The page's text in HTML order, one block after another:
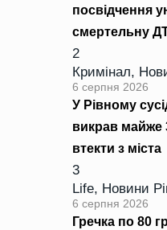
посвідчення
смертельну
2
Кримінал,
6 серпня 2026
У Рівному
викрав майже
втекти з міста
3
Life, Новини
6 серпня 2026
Гречка по 80